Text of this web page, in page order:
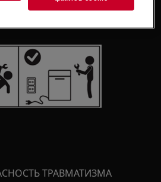
или обслуживанием
ТРАВМАТИЗМА